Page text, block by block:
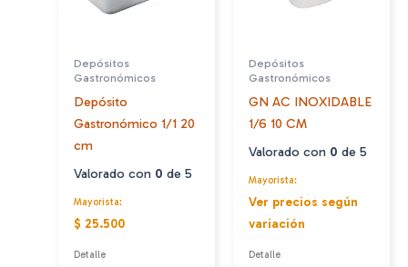
Depósitos
Gastronómicos
Depósito
Gastronómico 1/1 20
cm
Valorado con 0 de 5
Mayorista:
$ 25.500
Detalle
Depósitos
Gastronómicos
GN AC INOXIDABLE
1/6 10 CM
Valorado con 0 de 5
Mayorista:
Ver precios según
variación
Detalle